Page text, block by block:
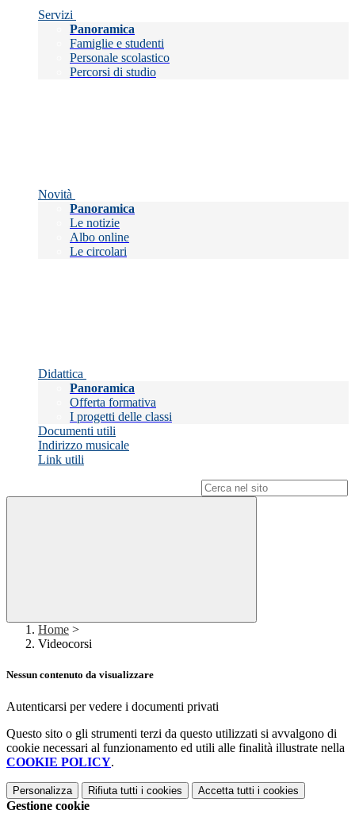
Servizi
Panoramica
Famiglie e studenti
Personale scolastico
Percorsi di studio
Novità
Panoramica
Le notizie
Albo online
Le circolari
Didattica
Panoramica
Offerta formativa
I progetti delle classi
Documenti utili
Indirizzo musicale
Link utili
Home >
Videocorsi
Nessun contenuto da visualizzare
Autenticarsi per vedere i documenti privati
Questo sito o gli strumenti terzi da questo utilizzati si avvalgono di
cookie necessari al funzionamento ed utili alle finalità illustrate nella
COOKIE POLICY.
Personalizza Rifiuta tutti i cookies Accetta tutti i cookies
Gestione cookie